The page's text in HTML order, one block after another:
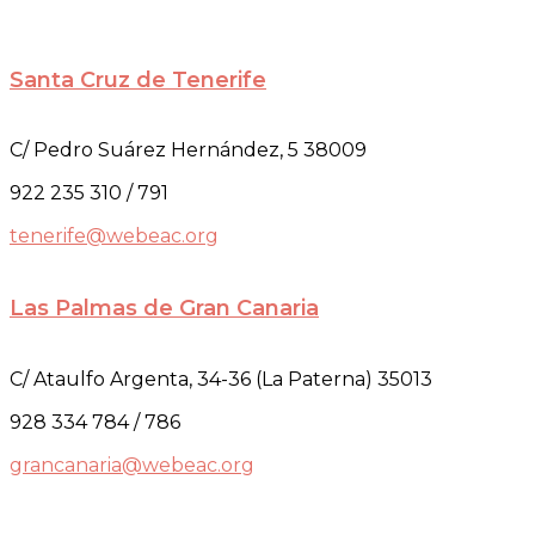
Santa Cruz de Tenerife
C/ Pedro Suárez Hernández, 5 38009
922 235 310 / 791
tenerife@webeac.org
Las Palmas de Gran Canaria
C/ Ataulfo Argenta, 34-36 (La Paterna) 35013
928 334 784 / 786
grancanaria@webeac.org